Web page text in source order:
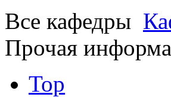
Все кафедры
Прочая
Top